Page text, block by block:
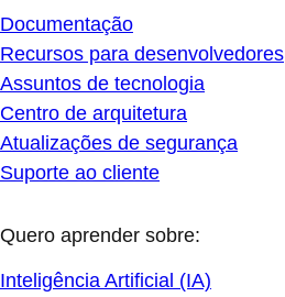
Documentação
Recursos para desenvolvedores
Assuntos de tecnologia
Centro de arquitetura
Atualizações de segurança
Suporte ao cliente
Quero aprender sobre:
Inteligência Artificial (IA)